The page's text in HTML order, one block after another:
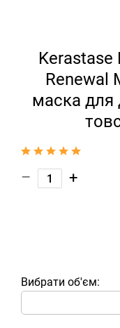
Kerastase
Renewal
маска
– +
Вибрати об'єм: